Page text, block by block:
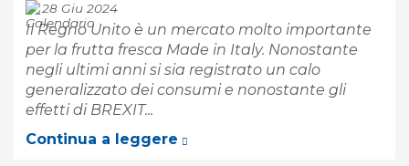
28 Giu 2024
Il Regno Unito è un mercato molto importante
per la frutta fresca Made in Italy. Nonostante
negli ultimi anni si sia registrato un calo
generalizzato dei consumi e nonostante gli
effetti di BREXIT...
Continua a leggere